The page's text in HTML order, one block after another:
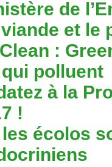
de
et le
:
polluent
à la
!
les écolos